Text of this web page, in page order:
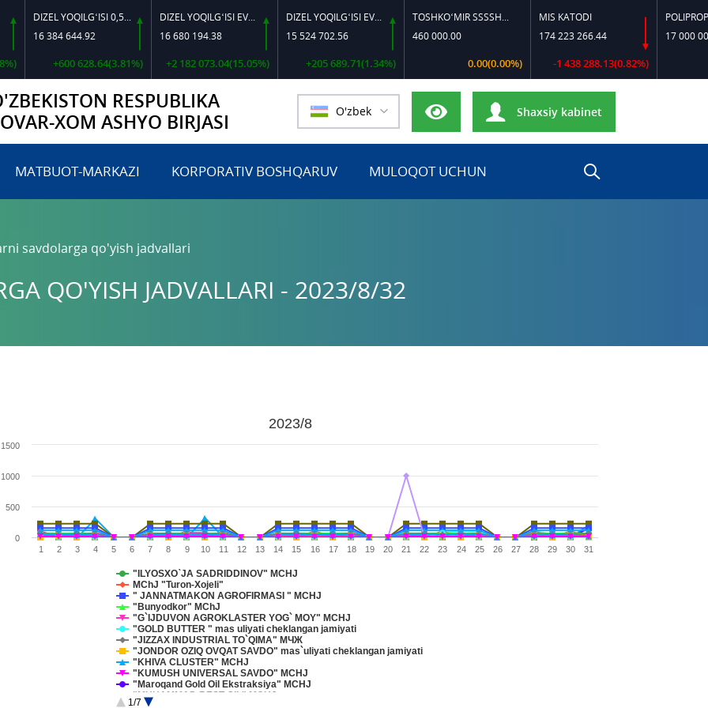
DIZEL YOQILG‘ISI 0,5-40
644.92
628.64(3.81%)
DIZEL YOQILG‘ISI EVRO L-K-4
16 680 194.38
+2 182 073.04(15.05%)
DIZEL YOQILG‘ISI EVRO-L II K-4 SSDF
15 524 702.56
+205 689.71(1.34%)
TOSHKO‘MIR SSSSH-13
MIS KATODI
174 223 266.44
-1 438 288.13(0.82%)
POLIPROPILEN B-320
17 000 000.00
RESPUBLIKA
XOM ASHYO BIRJASI
O'zbek Shaxsiy kabinet
MATBUOT-MARKAZI KORPORATIV BOSHQARUV MULOQOT UCHUN
savdolarga qo'yish jadvallari
QO'YISH JADVALLARI - 2023/8/32
2023/8
"ILYOSXO`JA SADRIDDINOV" MCHJ
MChJ "Turon-Xojeli"
" JANNATMAKON AGROFIRMASI " MCHJ
"Bunyodkor" MChJ
"G`IJDUVON AGROKLASTER YOG` MOY" MCHJ
"GOLD BUTTER " mas uliyati cheklangan jamiyati
"JIZZAX INDUSTRIAL TO`QIMA" МЧЖ
"JONDOR OZIQ OVQAT SAVDO" mas`uliyati cheklangan jamiyati
"KHIVA CLUSTER" MCHJ
"KUMUSH UNIVERSAL SAVDO" MCHJ
"Maroqand Gold Oil Ekstraksiya" MCHJ
"MUHAMMAD BEST OIL" MCHJ
1/7
1 2 3 4 5 6 7 8 9 10 11 12 13 14 15 16 17 18 19 20 21 22 23 24 25 26 27 28 29 30 31
0
500
1000
1500